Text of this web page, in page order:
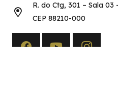
R. do Ctg, 301 – Sala
CEP 88210-000